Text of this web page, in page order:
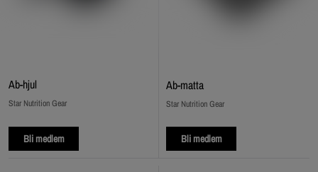
Ab‑hjul
Star Nutrition Gear
Bli medlem
Ab‑matta
Star Nutrition Gear
Bli medlem